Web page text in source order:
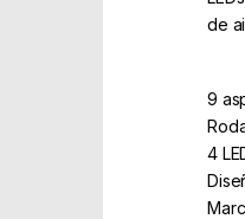
de
9
4